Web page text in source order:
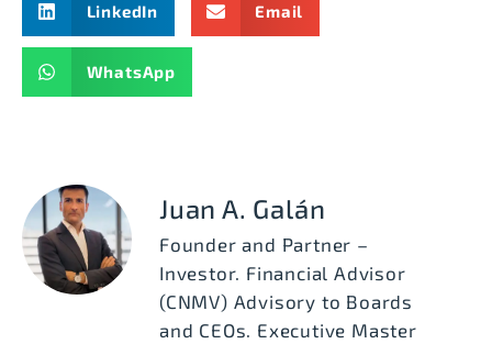
LinkedIn Email
WhatsApp
Juan A. Galán
Founder and Partner –
Investor. Financial Advisor
(CNMV) Advisory to Boards
and CEOs. Executive Master